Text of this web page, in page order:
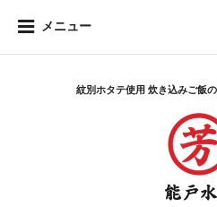
メニュー
紋別ホタテ使用 炊き込みご飯